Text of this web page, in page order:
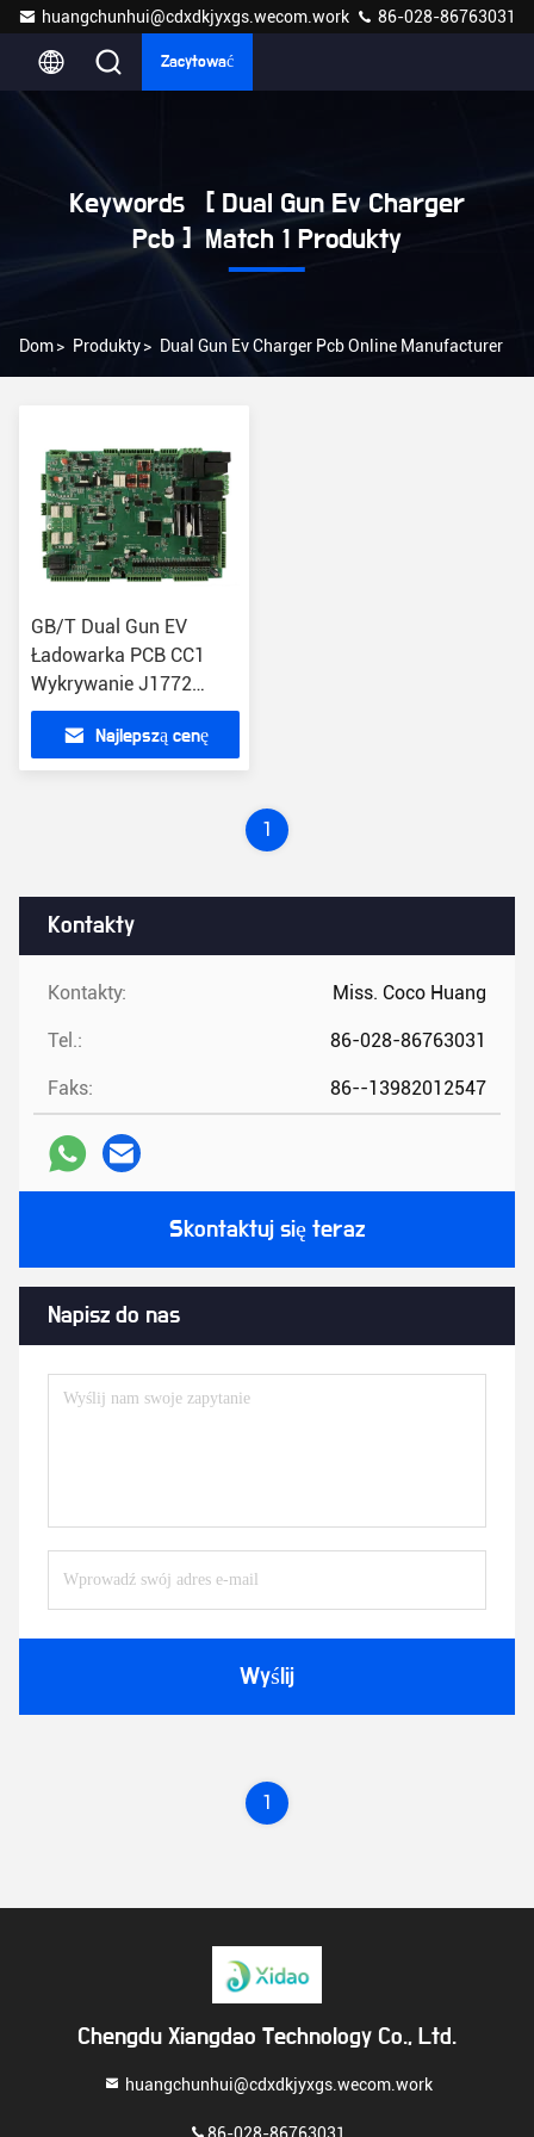
huangchunhui@cdxdkjyxgs.wecom.work 86-028-86763031
Zacytować
Keywords [ Dual Gun Ev Charger
Pcb ] Match 1 Produkty
Dom> Produkty> Dual Gun Ev Charger Pcb Online Manufacturer
Kontakty
Kontakty: Miss. Coco Huang
Tel.: 86-028-86763031
Faks: 86--13982012547
Skontaktuj się teraz
Napisz do nas
Wyślij
GB/T Dual Gun EV
Ładowarka PCB CC1
Wykrywanie J1772
Kontroler
Najlepszą cenę
1
1
Chengdu Xiangdao Technology Co., Ltd.
huangchunhui@cdxdkjyxgs.wecom.work
86-028-86763031